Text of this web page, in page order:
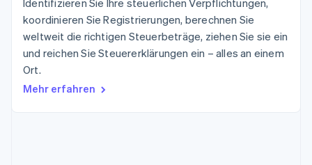
Betrugsprävention
Atlas
Start-up-Gründung
Climate
CO₂-Entnahme
Identity
Ecosystem
Partner
Stripe App-Marktplatz
Identifizieren Sie Ihre steuerlichen Verpflichtungen,
koordinieren Sie Registrierungen, berechnen Sie
weltweit die richtigen Steuerbeträge, ziehen Sie sie ein
und reichen Sie Steuererklärungen ein – alles an einem
Ort.
Mehr erfahren